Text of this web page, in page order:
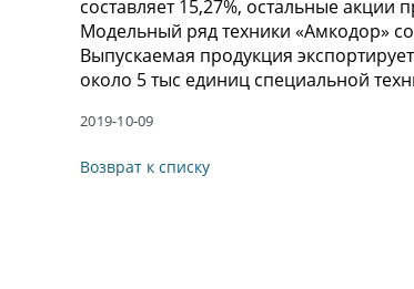
составляет 15,27%, остальные
Модельный ряд техники «Амкодор»
Выпускаемая продукция
около 5 тыс единиц специальной
2019-10-09
Возврат к списку